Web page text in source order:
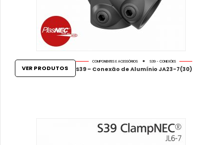
COMPONENTES E ACESSÓRIOS S39 - CONEXÕES
S39 – Conexão de Alumínio JA23-7(30)
VER PRODUTOS